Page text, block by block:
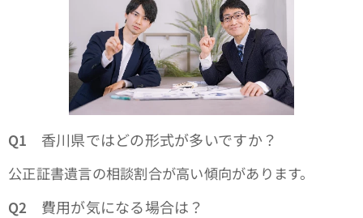
Q1 香川県ではどの形式が多いですか？
公正証書遺言の相談割合が高い傾向があります。
Q2 費用が気になる場合は？